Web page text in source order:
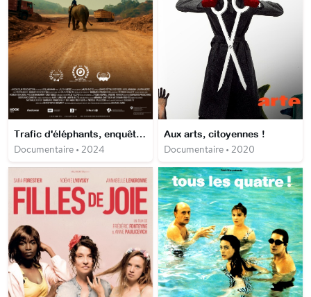
Trafic d'éléphants, enquête sous haute tension
Documentaire • 2024
Aux arts, citoyennes !
Documentaire • 2020